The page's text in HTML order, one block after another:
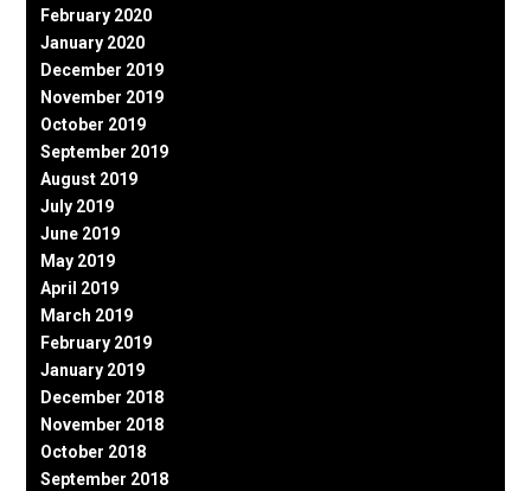
February 2020
January 2020
December 2019
November 2019
October 2019
September 2019
August 2019
July 2019
June 2019
May 2019
April 2019
March 2019
February 2019
January 2019
December 2018
November 2018
October 2018
September 2018